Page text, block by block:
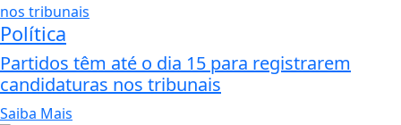
Política
Partidos têm até o dia 15 para registrarem
candidaturas nos tribunais
Saiba Mais